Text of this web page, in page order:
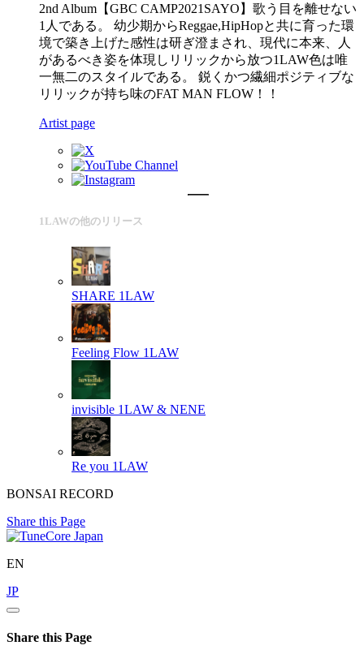
2nd Album【GBC CAMP2021SAYO】歌う目を離せない
1人である。 幼少期からReggae,HipHopと共に育った環
境で築き上げた感性は研ぎ澄まされ、現代に本来、人
があるべき姿を体現しリリックから放つ1LAW色は唯
一無二のスタイルである。 鋭くかつ繊細ポジティブな
リリックが持ち味のFAT MAN FLOW！！
Artist page
1LAWの他のリリース
SHARE 1LAW
Feeling Flow 1LAW
invisible 1LAW & NENE
Re you 1LAW
BONSAI RECORD
Share this Page
EN
JP
Share this Page